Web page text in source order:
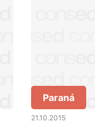
Paraná
21.10.2015